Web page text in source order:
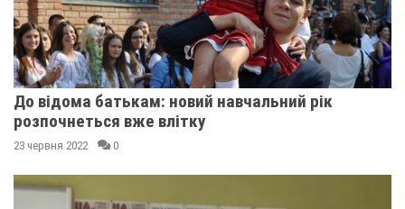
До відома батькам: новий навчальний рік
розпочнеться вже влітку
23 червня 2022 0